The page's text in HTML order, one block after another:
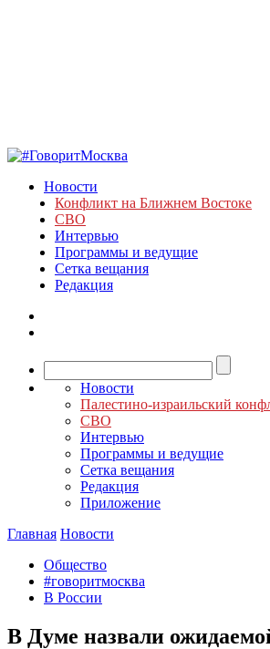
Новости
Конфликт на Ближнем Востоке
СВО
Интервью
Программы и ведущие
Сетка вещания
Редакция
Новости
Палестино-израильский
СВО
Интервью
Программы и ведущие
Сетка вещания
Редакция
Приложение
Главная Новости
Общество
#говоритмосква
В России
В Думе назвали